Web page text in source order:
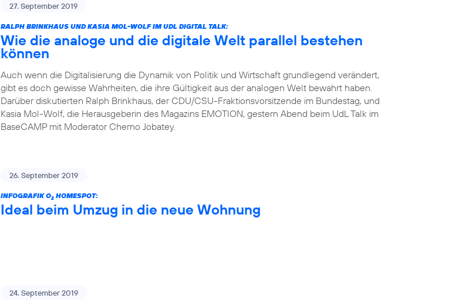
27. September 2019
RALPH BRINKHAUS UND KASIA MOL-WOLF IM UDL DIGITAL TALK:
Wie die analoge und die digitale Welt parallel bestehen
können
Auch wenn die Digitalisierung die Dynamik von Politik und Wirtschaft grundlegend verändert,
gibt es doch gewisse Wahrheiten, die ihre Gültigkeit aus der analogen Welt bewahrt haben.
Darüber diskutierten Ralph Brinkhaus, der CDU/CSU-Fraktionsvorsitzende im Bundestag, und
Kasia Mol-Wolf, die Herausgeberin des Magazins EMOTION, gestern Abend beim UdL Talk im
BaseCAMP mit Moderator Cherno Jobatey.
26. September 2019
INFOGRAFIK O2 HOMESPOT:
Ideal beim Umzug in die neue Wohnung
24. September 2019